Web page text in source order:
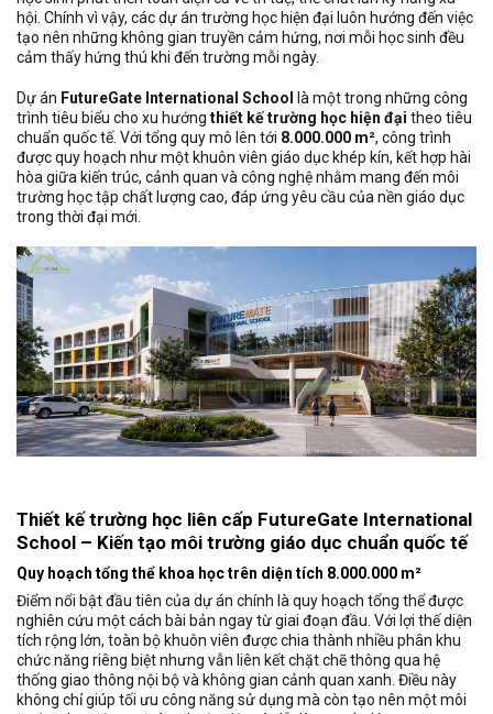
hội. Chính vì vậy, các dự án trường học hiện đại luôn hướng đến việc
tạo nên những không gian truyền cảm hứng, nơi mỗi học sinh đều
cảm thấy hứng thú khi đến trường mỗi ngày.
Dự án FutureGate International School
là một trong những công
trình tiêu biểu cho xu hướng thiết kế trường học hiện đại theo tiêu
chuẩn quốc tế. Với tổng quy mô lên tới 8.000.000 m², công trình
được quy hoạch như một khuôn viên giáo dục khép kín, kết hợp hài
hòa giữa kiến trúc, cảnh quan và công nghệ nhằm mang đến môi
trường học tập chất lượng cao, đáp ứng yêu cầu của nền giáo dục
trong thời đại mới.
Thiết kế trường học liên cấp FutureGate International
School – Kiến tạo môi trường giáo dục chuẩn quốc tế
Quy hoạch tổng thể khoa học trên diện tích 8.000.000 m²
Điểm nổi bật đầu tiên của dự án chính là quy hoạch tổng thể được
nghiên cứu một cách bài bản ngay từ giai đoạn đầu. Với lợi thế diện
tích rộng lớn, toàn bộ khuôn viên được chia thành nhiều phân khu
chức năng riêng biệt nhưng vẫn liên kết chặt chẽ thông qua hệ
thống giao thông nội bộ và không gian cảnh quan xanh. Điều này
không chỉ giúp tối ưu công năng sử dụng mà còn tạo nên một môi